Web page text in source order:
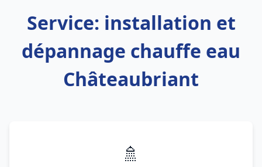
Service: installation et
dépannage chauffe eau
Châteaubriant
🚿